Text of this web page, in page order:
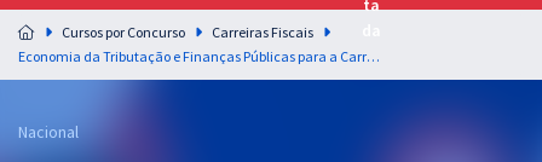
Preparação completa e intensiva para as principais
residências em saúde do Brasil
Cursos por Concurso
Carreiras Fiscais
Economia da Tributação e Finanças Públicas para a Carreira Fiscal - Professora Amanda Aires
Nacional